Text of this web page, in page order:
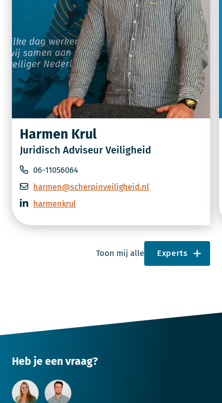
Harmen Krul
Juridisch Adviseur Veiligheid
06-11056064
harmen@scherpinveiligheid.nl
harmenkrul
Toon mij alle Experts
Heb je een vraag?